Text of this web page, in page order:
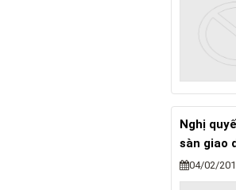
Nghị
sàn giao
04/02/